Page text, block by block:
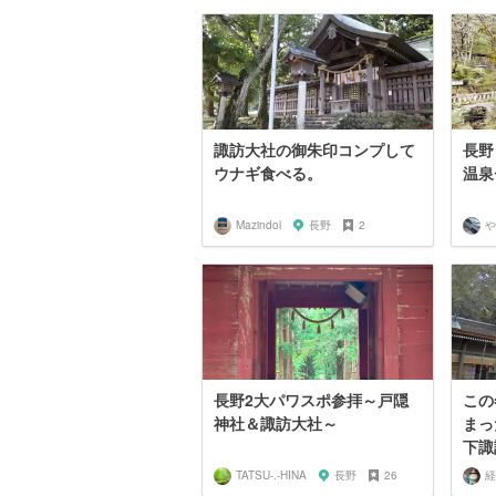
諏訪大社の御朱印コンプして
ウナギ食べる。
Mazindol 長野 2
長
温
長野2大パワスポ参拝～戸隠
神社＆諏訪大社～
TATSU-.-HINA 長野 26
こ
ま
下